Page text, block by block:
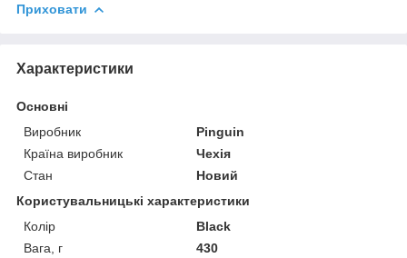
Приховати
Характеристики
Основні
Виробник
Pinguin
Країна виробник
Чехія
Стан
Новий
Користувальницькі характеристики
Колір
Black
Вага, г
430